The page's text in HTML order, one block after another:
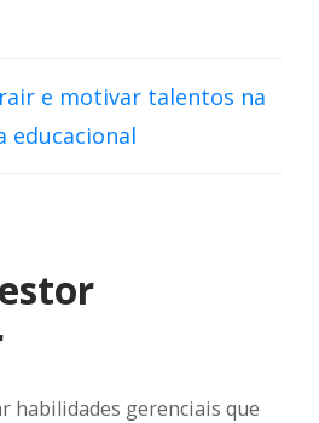
e motivar talentos na
educacional
habilidades gerenciais que